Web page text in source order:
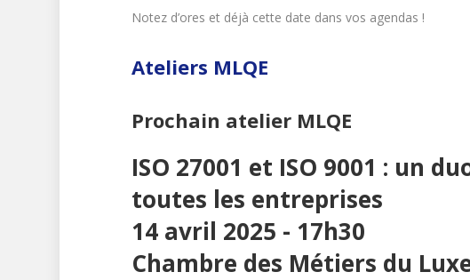
Notez d’ores et déjà cette date dans vos agendas !
Ateliers MLQE
Prochain atelier MLQE
ISO 27001 et ISO 9001 : un
toutes les entreprises
14 avril 2025 - 17h30
Chambre des Métiers du